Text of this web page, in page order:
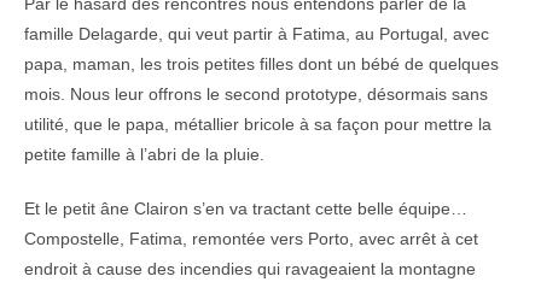
famille Delagarde, qui veut partir à Fatima, au Portugal, avec
papa, maman, les trois petites filles dont un bébé de quelques
mois. Nous leur offrons le second prototype, désormais sans
utilité, que le papa, métallier bricole à sa façon pour mettre la
petite famille à l’abri de la pluie.
Et le petit âne Clairon s’en va tractant cette belle équipe…
Compostelle, Fatima, remontée vers Porto, avec arrêt à cet
endroit à cause des incendies qui ravageaient la montagne